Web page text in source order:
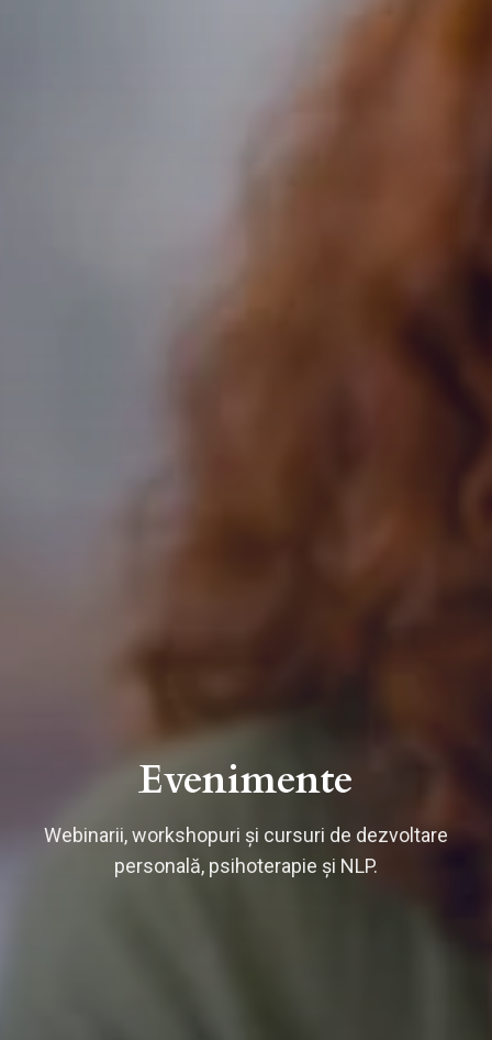
Evenimente
Webinarii, workshopuri și cursuri de dezvoltare
personală, psihoterapie și NLP.